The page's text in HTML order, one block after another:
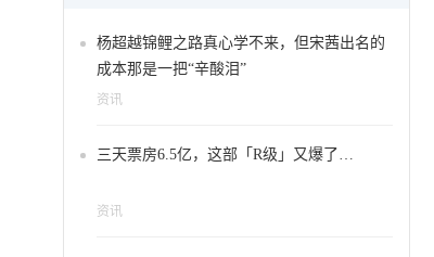
杨超越锦鲤之路真心学不来，但宋茜出名的
成本那是一把“辛酸泪”
资讯
三天票房6.5亿，这部「R级」又爆了…
资讯